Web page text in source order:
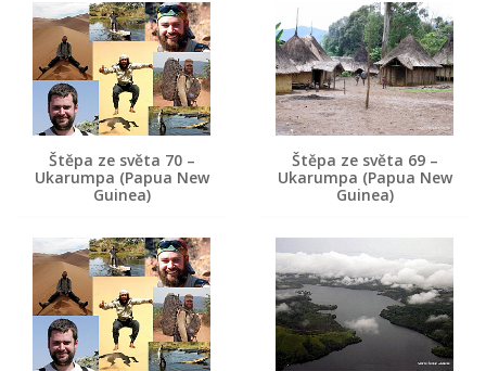
Štěpa ze světa 70 –
Ukarumpa (Papua New
Guinea)
Štěpa ze světa 69 –
Ukarumpa (Papua New
Guinea)